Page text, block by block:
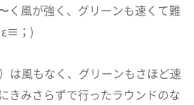
く風が強く、グリーンも速くて難
；)
は風もなく、グリーンもさほど速
きみさらずで行ったラウンドのな